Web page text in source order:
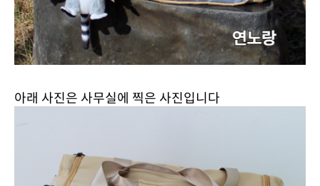
아래 사진은 사무실에 찍은 사진입니다